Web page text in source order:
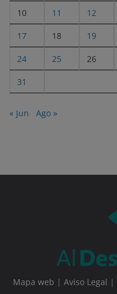
10 11 12
17 18 19
24 25 26
31
« Jun Ago »
Mapa web | Aviso Legal |